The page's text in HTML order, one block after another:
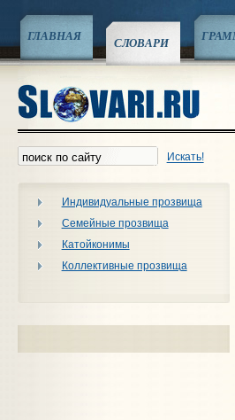
ГЛАВНАЯ СЛОВАРИ
Искать!
Индивидуальные прозвища
Семейные прозвища
Катойконимы
Коллективные прозвища